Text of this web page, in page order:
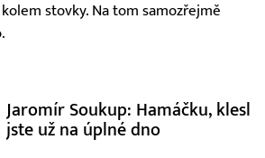
stovky. Na tom samozřejmě
Jaromír Soukup: Hamáčku, klesl
jste už na úplné dno